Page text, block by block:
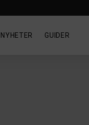
NYHETER GUIDER